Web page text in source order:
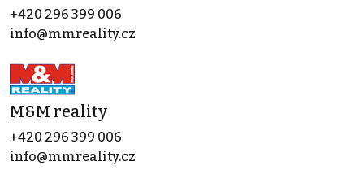
+420 296 399 006
info@mmreality.cz
M&M reality
+420 296 399 006
info@mmreality.cz